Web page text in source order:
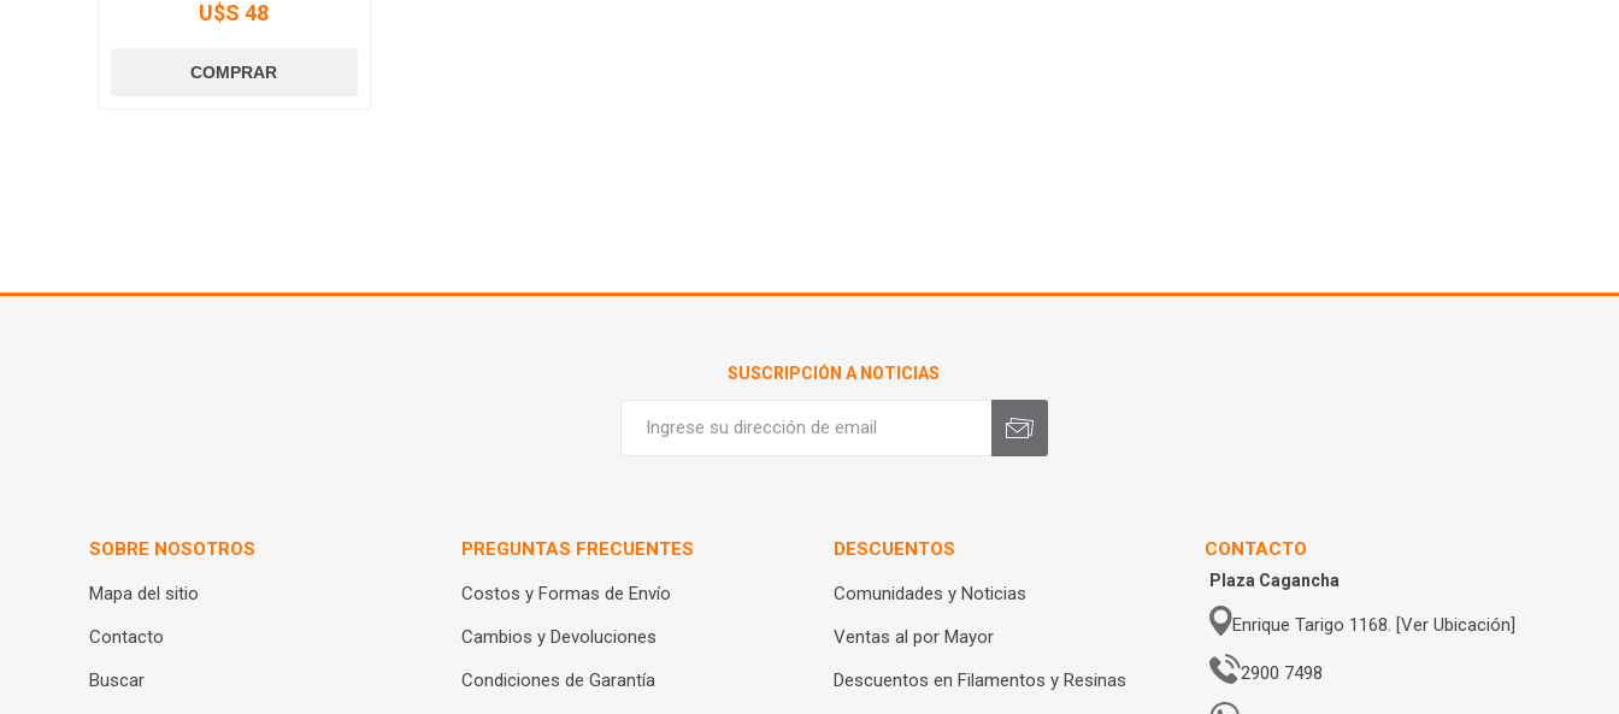
U$S 48
SUSCRIPCIÓN A NOTICIAS
SOBRE NOSOTROS
Mapa del sitio
Contacto
Buscar
PREGUNTAS FRECUENTES
Costos y Formas de Envío
Cambios y Devoluciones
Condiciones de Garantía
DESCUENTOS
Comunidades y Noticias
Ventas al por Mayor
Descuentos en Filamentos y Resinas
CONTACTO
Plaza Cagancha
Enrique Tarigo 1168. [Ver Ubicación]
2900 7498